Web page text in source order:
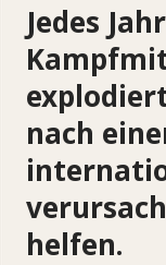
Jedes
nach
helfen.